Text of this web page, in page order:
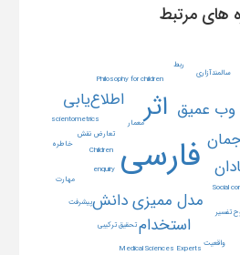
های مرتبط
فارسی
اثر
مدل ممیزی دانش
وب عمیق
استخدام
اطلاع‌یابی
Children
enquiry
Medical Sciences Experts
Philosophy for children
scientometrics
Social
تحقيق تركيبي
تعارض نقش
سالمندآزاری
تفسیر
معمار
پیشرفت
خاطره
ربط
مهارت
واقعیت